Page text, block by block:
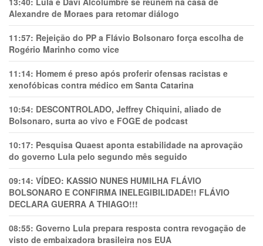
Alexandre de Moraes para retomar diálogo
11:57: Rejeição do PP a Flávio Bolsonaro força escolha de
Rogério Marinho como vice
11:14: Homem é preso após proferir ofensas racistas e
xenofóbicas contra médico em Santa Catarina
10:54: DESCONTROLADO, Jeffrey Chiquini, aliado de
Bolsonaro, surta ao vivo e FOGE de podcast
10:17: Pesquisa Quaest aponta estabilidade na aprovação
do governo Lula pelo segundo mês seguido
09:14: VÍDEO: KASSIO NUNES HUMlLHA FLÁVIO
BOLSONARO E CONFIRMA INELEGIBILIDADE!! FLÁVIO
DECLARA GUERRA A THIAGO!!!
08:55: Governo Lula prepara resposta contra revogação de
visto de embaixadora brasileira nos EUA